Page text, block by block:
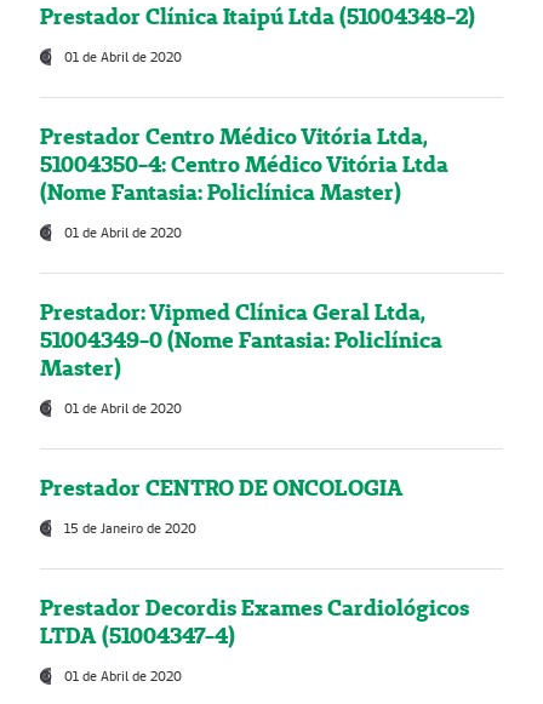
Prestador Clínica Itaipú Ltda (51004348-2)
01 de Abril de 2020
Prestador Centro Médico Vitória Ltda,
51004350-4: Centro Médico Vitória Ltda
(Nome Fantasia: Policlínica Master)
01 de Abril de 2020
Prestador: Vipmed Clínica Geral Ltda,
51004349-0 (Nome Fantasia: Policlínica
Master)
01 de Abril de 2020
Prestador CENTRO DE ONCOLOGIA
15 de Janeiro de 2020
Prestador Decordis Exames Cardiológicos
LTDA (51004347-4)
01 de Abril de 2020